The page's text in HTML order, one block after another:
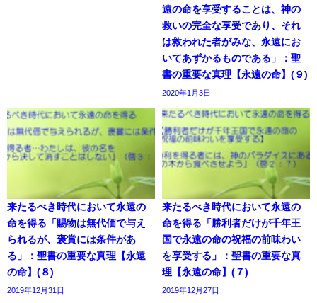
遠の命を享受することは、神の
救いの完全な享受であり、それ
は救われた者がみな、永遠にお
いてあずかるものである」：聖
書の重要な真理【永遠の命】(９)
2020年1月3日
来たるべき時代において永遠の
命を得る「賜物は無代価で与え
られるが、褒賞には条件があ
る」：聖書の重要な真理【永遠
の命】(８)
2019年12月31日
来たるべき時代において永遠の
命を得る「勝利者だけが千年王
国で永遠の命の祝福の前味わい
を享受する」：聖書の重要な真
理【永遠の命】(７)
2019年12月27日